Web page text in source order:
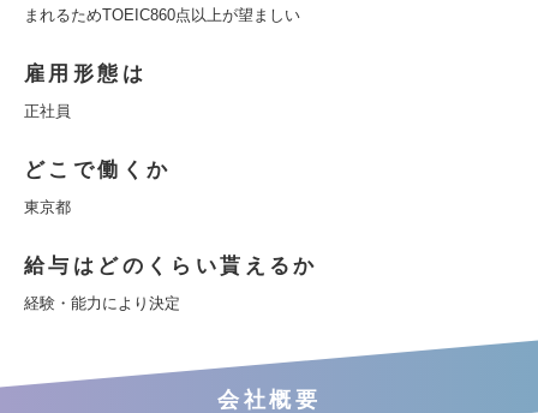
まれるためTOEIC860点以上が望ましい
雇用形態は
正社員
どこで働くか
東京都
給与はどのくらい貰えるか
経験・能力により決定
会社概要